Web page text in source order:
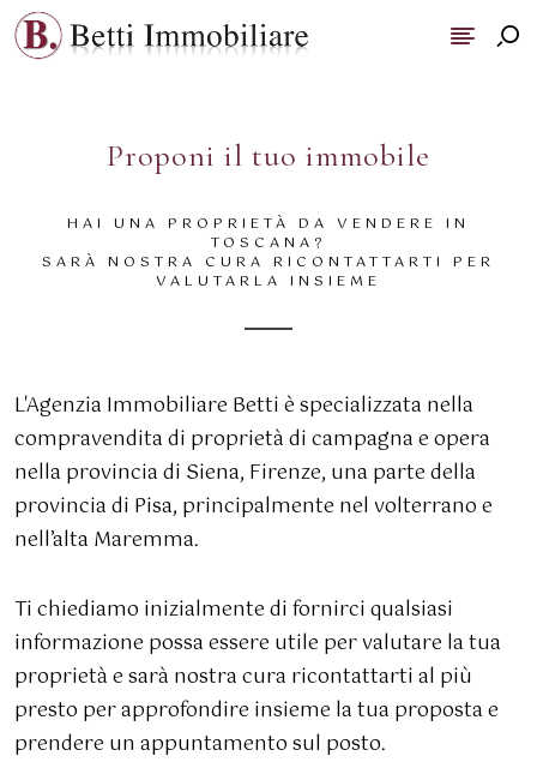
Proponi il tuo immobile
HAI UNA PROPRIETÀ DA VENDERE IN
TOSCANA?
SARÀ NOSTRA CURA RICONTATTARTI PER
VALUTARLA INSIEME
L'Agenzia Immobiliare Betti è specializzata nella
compravendita di proprietà di campagna e opera
nella provincia di Siena, Firenze, una parte della
provincia di Pisa, principalmente nel volterrano e
nell’alta Maremma.
Ti chiediamo inizialmente di fornirci qualsiasi
informazione possa essere utile per valutare la tua
proprietà e sarà nostra cura ricontattarti al più
presto per approfondire insieme la tua proposta e
prendere un appuntamento sul posto.